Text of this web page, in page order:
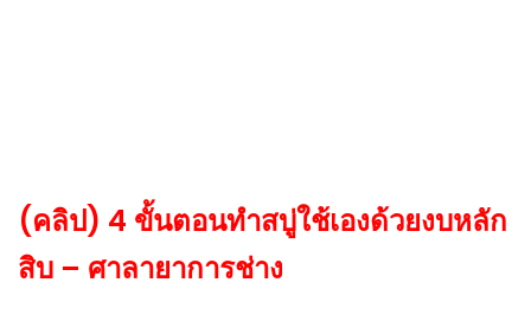
(คลิป) 4 ขั้นตอนทำสบู่ใช้เองด้วยงบหลัก
สิบ – ศาลายาการช่าง